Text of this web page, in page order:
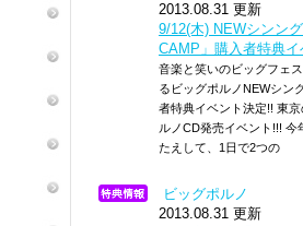
2013.08.31 更新
9/12(木) NEWシンン
CAMP」購入者特典
音楽と笑いのビッグフェ
るビッグポルノNEWシン
者特典イベント決定!! 東
ルノCD発売イベント!!!
たえして、1日で2つの
ビッグポルノ
2013.08.31 更新